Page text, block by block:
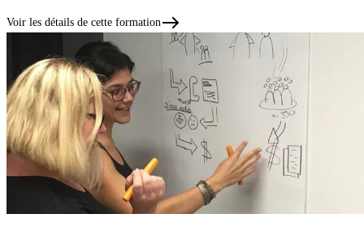
Voir les détails de cette formation